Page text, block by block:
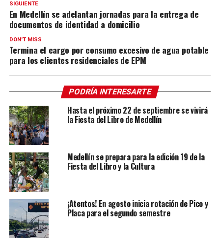
SIGUIENTE
En Medellín se adelantan jornadas para la entrega de
documentos de identidad a domicilio
DON'T MISS
Termina el cargo por consumo excesivo de agua potable
para los clientes residenciales de EPM
PODRÍA INTERESARTE
Hasta el próximo 22 de septiembre se vivirá
la Fiesta del Libro de Medellín
Medellín se prepara para la edición 19 de la
Fiesta del Libro y la Cultura
¡Atentos! En agosto inicia rotación de Pico y
Placa para el segundo semestre